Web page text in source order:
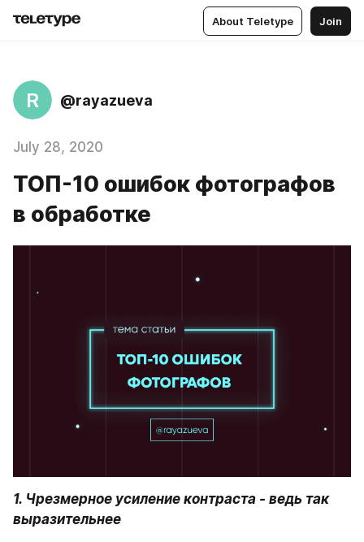
About Teletype Join
R @rayazueva
July 28, 2020
ТОП-10 ошибок фотографов
в обработке
1. Чрезмерное усиление контраста - ведь так
выразительнее